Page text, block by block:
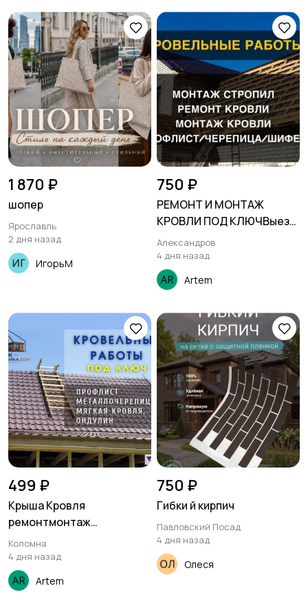
1 870 ₽
шопер
Ярославль
2 дня назад
ИгорьМ
750 ₽
РЕМОНТ И МОНТАЖ
КРОВЛИ ПОД КЛЮЧВыезд
на замер БЕСПЛАТНО
СЕГОДНЯ выезд по всей
Московской области.
Александров
4 дня назад
Artem
499 ₽
Крыша Кровля
ремонтмонтаж
Кровельные работы
выезд по всей
Московской области
Коломна
4 дня назад
Artem
750 ₽
Гибки й кирпич
Павловский Посад
4 дня назад
Олеся